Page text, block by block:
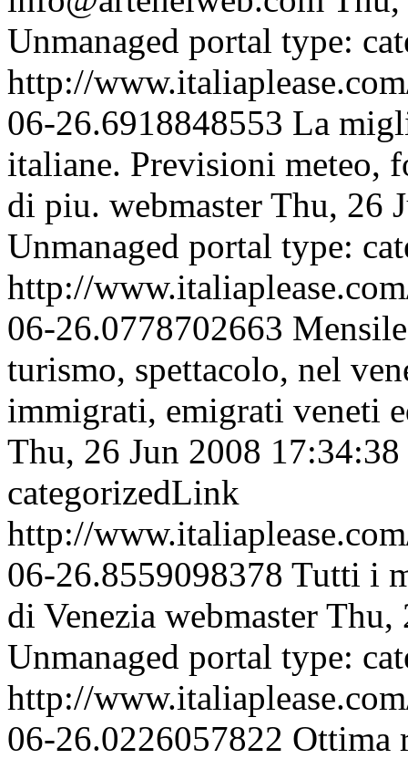
Unmanaged portal type:
http://
06-26.6918848553 La
italiane. Previsioni meteo,
di piu. webmaster Thu, 26
Unmanaged portal type:
http://
06-26.0778702663
turismo, spettacolo, nel
immigrati, emigrati veneti
Thu, 26 Jun 2008
categorizedLink
http://
06-26.8559098378 Tutti i
di Venezia webmaster Thu,
Unmanaged portal type:
http://
06-26.0226057822 Ottima